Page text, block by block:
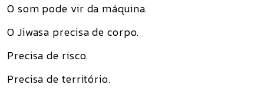
O som pode vir da máquina.
O Jiwasa precisa de corpo.
Precisa de risco.
Precisa de território.